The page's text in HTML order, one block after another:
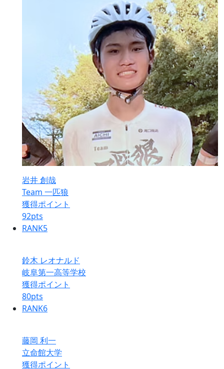
岩井 創哉
Team 一匹狼
獲得ポイント
92pts
RANK5
鈴木 レオナルド
岐阜第一高等学校
獲得ポイント
80pts
RANK6
藤岡 利一
立命館大学
獲得ポイント